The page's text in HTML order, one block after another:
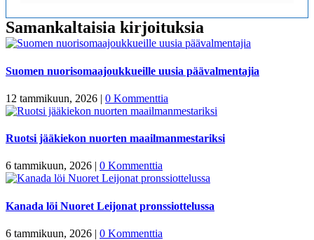
Samankaltaisia kirjoituksia
Suomen nuorisomaajoukkueille uusia päävalmentajia
12 tammikuun, 2026 | 0 Kommenttia
Ruotsi jääkiekon nuorten maailmanmestariksi
6 tammikuun, 2026 | 0 Kommenttia
Kanada löi Nuoret Leijonat pronssiottelussa
6 tammikuun, 2026 | 0 Kommenttia